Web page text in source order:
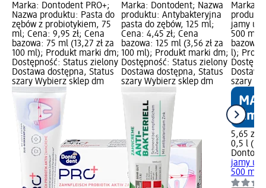
Marka: Dontodent PRO+;
Nazwa produktu: Pasta do
zębów z probiotykiem, 75
ml; Cena: 9,95 zł; Cena
bazowa: 75 ml (13,27 zł za
100 ml); Produkt marki dm;
Dostępność: Status zielony
Dostawa dostępna, Status
szary Wybierz sklep dm
Marka: Dontodent; Nazwa
produktu: Antybakteryjna
pasta do zębów, 125 ml;
Cena: 4,45 zł; Cena
bazowa: 125 ml (3,56 zł za
100 ml); Produkt marki dm;
Dostępność: Status zielony
Dostawa dostępna, Status
szary Wybierz sklep dm
Marka:
jamy
500 ml;
bazowa:
l);
szary
5,65 zł
0,5 l
jamy
500 ml